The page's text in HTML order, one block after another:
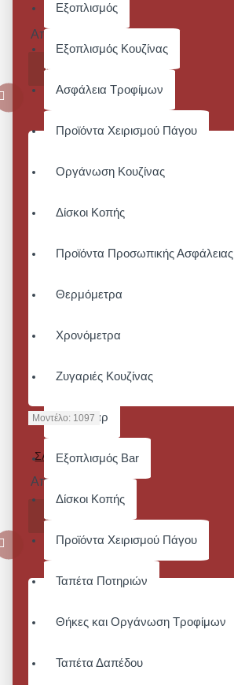
Εξοπλισμός
Εξοπλισμός Κουζίνας
Ασφάλεια Τροφίμων
Προϊόντα Χειρισμού Πάγου
Οργάνωση Κουζίνας
Δίσκοι Κοπής
Προϊόντα Προσωπικής Ασφάλειας
Θερμόμετρα
Χρονόμετρα
Ζυγαριές Κουζίνας
Αξεσουάρ
Εξοπλισμός Bar
Δίσκοι Κοπής
Προϊόντα Χειρισμού Πάγου
Ταπέτα Ποτηριών
Θήκες και Οργάνωση Τροφίμων
Ταπέτα Δαπέδου
ΛΑΙΜΟΥ
Από 74,40€
ΚΑΛΆΘΙ
Μοντέλο: 1097
ΣΑΚΆΚΙ ΣΕΦ
Από 80,60€
ΚΑΛΆΘΙ